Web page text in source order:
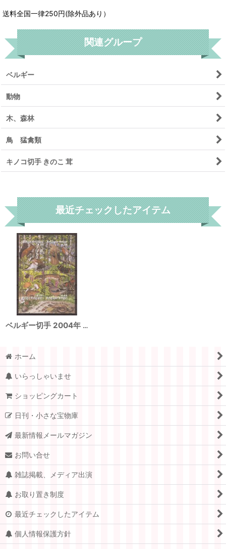
送料全国一律250円(除外品あり）
関連グループ
ベルギー
動物
木、森林
鳥 猛禽類
キノコ切手 きのこ 茸
最近チェックしたアイテム
ベルギー切手 2004年 森林週間 キノコ 鳥 動物 4種
ホーム
いらっしゃいませ
ショッピングカート
日刊・小さな宝物庫
最新情報メールマガジン
お問い合せ
雑誌掲載、メディア出演
お取り置き制度
最近チェックしたアイテム
個人情報保護方針